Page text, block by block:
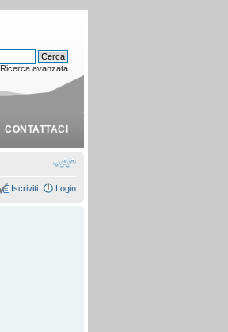
CONTATTACI
Ricerca avanzata
Iscriviti Login